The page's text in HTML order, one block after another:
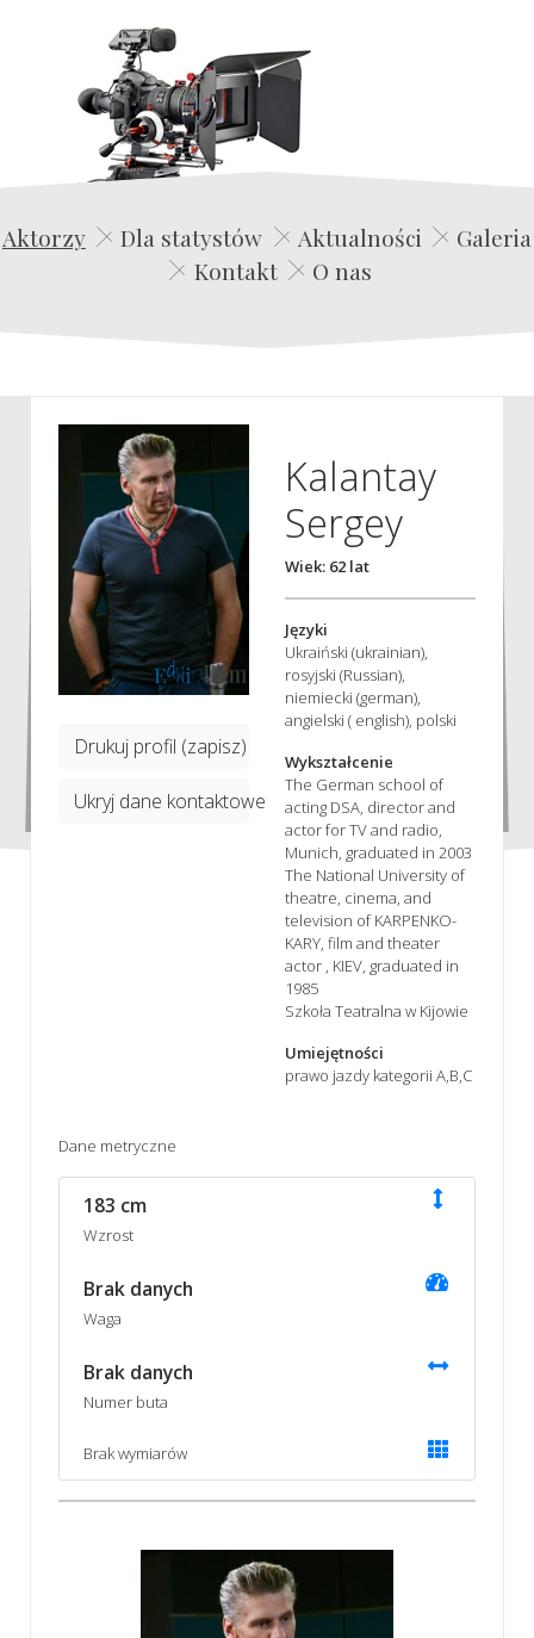
Edwin Film Agencja Aktorska
Aktorzy Dla statystów Aktualności
Galeria
Kontakt
O nas
Drukuj profil (zapisz)
Ukryj dane kontaktowe
Kalantay
Sergey
Wiek: 62 lat
Języki
Ukraiński (ukrainian),
rosyjski (Russian),
niemiecki (german),
angielski ( english), polski
Wykształcenie
The German school of
acting DSA, director and
actor for TV and radio,
Munich, graduated in 2003
The National University of
theatre, cinema, and
television of KARPENKO-
KARY, film and theater
actor , KIEV, graduated in
1985
Szkoła Teatralna w Kijowie
Umiejętności
prawo jazdy kategorii A,B,C
Dane metryczne
183 cm
Wzrost
Brak danych
Waga
Brak danych
Numer buta
Brak wymiarów